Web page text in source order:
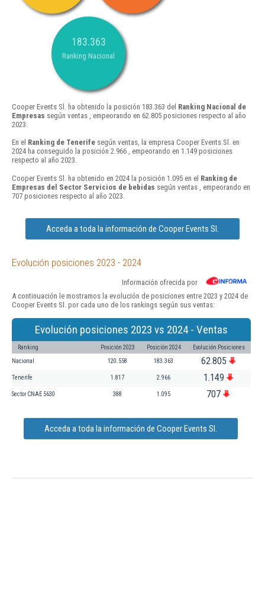
183.363
Ranking Nacional
Cooper Events Sl. ha obtenido la posición 183.363 del Ranking Nacional de
Empresas según ventas , empeorando en 62.805 posiciones respecto al año
2023.
En el Ranking de Tenerife según ventas, la empresa Cooper Events Sl. en
2024 ha conseguido la posición 2.966 , empeorando en 1.149 posiciones
respecto al año 2023.
Cooper Events Sl. ha obtenido en 2024 la posición 1.095 en el Ranking de
Empresas del Sector Servicios de bebidas según ventas , empeorando en
707 posiciones respecto al año 2023.
Acceda a toda la información de Cooper Events Sl.
Evolución posiciones 2023 - 2024
Información ofrecida por
A continuación le mostramos la evolución de posiciones entre 2023 y 2024 de
Cooper Events Sl. por cada uno de los rankings según sus ventas:
Evolución posiciones 2023 vs 2024 - Ventas
Ranking Posición 2023 Posición 2024 Evolución Posiciones
Nacional 120.558 183.363 62.805
Tenerife 1.817 2.966 1.149
Sector CNAE 5630 388 1.095 707
Acceda a toda la información de Cooper Events Sl.